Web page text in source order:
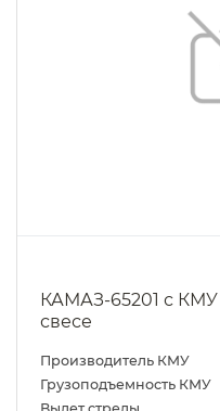
КАМАЗ-65201 с КМУ
свесе
Производитель КМУ
Грузоподъемность КМУ